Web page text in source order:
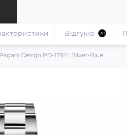
Pagani Design PD-1794L Silver-Blue
Відгуків 20